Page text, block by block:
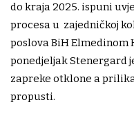
do kraja 2025. ispuni
procesa u zajedničkoj
poslova BiH Elmedinom
ponedjeljak Stenergard
zapreke otklone a
propusti.